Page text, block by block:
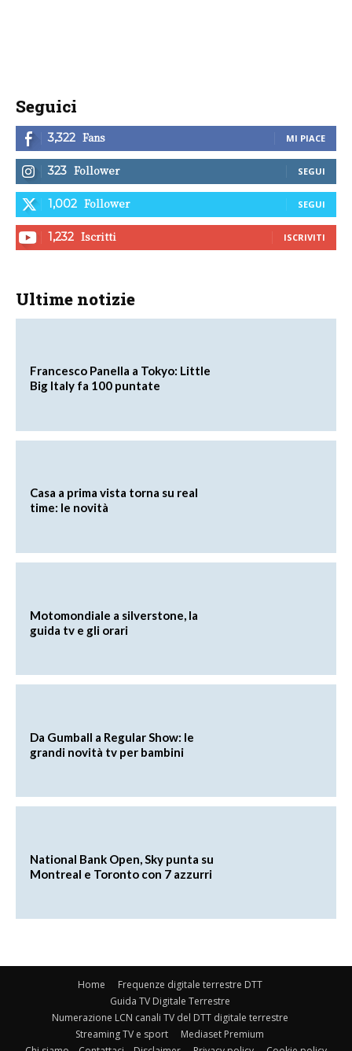
Seguici
3,322 Fans MI PIACE
323 Follower SEGUI
1,002 Follower SEGUI
1,232 Iscritti ISCRIVITI
Ultime notizie
Francesco Panella a Tokyo: Little
Big Italy fa 100 puntate
Casa a prima vista torna su real
time: le novità
Motomondiale a silverstone, la
guida tv e gli orari
Da Gumball a Regular Show: le
grandi novità tv per bambini
National Bank Open, Sky punta su
Montreal e Toronto con 7 azzurri
Home
Frequenze digitale terrestre DTT
Guida TV Digitale Terrestre
Numerazione LCN canali TV del DTT digitale terrestre
Streaming TV e sport
Mediaset Premium